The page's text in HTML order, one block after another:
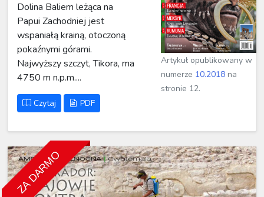
Dolina Baliem leżąca na
Papui Zachodniej jest
wspaniałą krainą, otoczoną
pokaźnymi górami.
Najwyższy szczyt, Tikora, ma
4750 m n.p.m....
Czytaj PDF
Artykuł opublikowany w
numerze 10.2018 na
stronie 12.
ZA DARMO